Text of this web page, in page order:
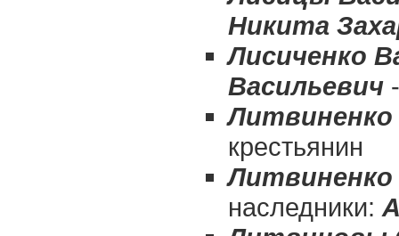
Никита
Лисиченко
Васильевич-
Литвиненко
крестьянин
наследники: